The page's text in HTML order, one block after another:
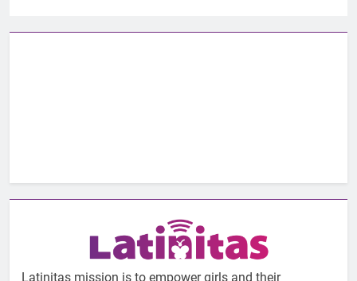
Latinitas mission is to empower girls and their